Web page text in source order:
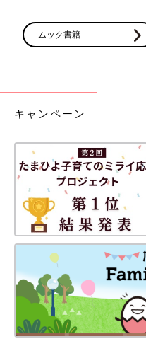
ムック書籍
キャンペーン